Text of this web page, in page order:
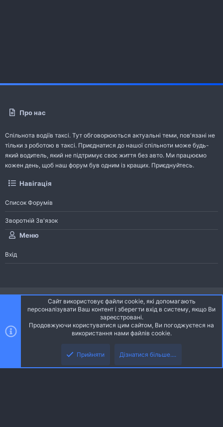
Про нас
Спільнота водіїв таксі. Тут обговорюються актуальні теми, пов'язані не
тільки з роботою в таксі. Приєднатися до нашої спільноти може будь-
який водитель, який не підтримує своє життя без авто. Ми працюємо
кожен день, щоб наш форум був одним із кращих. Приєднуйтесь.
Навігація
Список Форумів
Зворотній Зв'язок
Меню
Вхід
Ніч
Українська (UA)
S
Community platform by XenForo® © 2010-2026 XenForo Ltd.
Community platform by XenForo © 2010-2022 XenForo Ltd. | dev: Pages
Сайт використовує файли cookie, які допомагають
персоналізувати Ваш контент і зберегти вхід в систему, якщо Ви
зареєстровані.
Продовжуючи користуватися цим сайтом, Ви погоджуєтеся на
використання нами файлів cookie.
Прийняти Дізнатися більше....